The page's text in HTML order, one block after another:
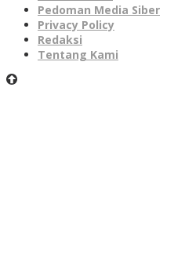
Pedoman Media Siber
Privacy Policy
Redaksi
Tentang Kami